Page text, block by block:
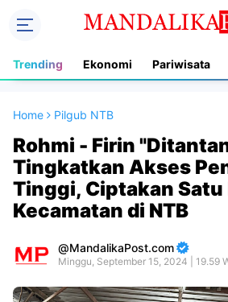
Trending Ekonomi Pariwisata
Home Pilgub NTB
Rohmi - Firin
Tingkatkan Akses
Tinggi, Ciptakan
Kecamatan di NTB
MandalikaPost.com
Minggu, September 15, 2024 | 19.59